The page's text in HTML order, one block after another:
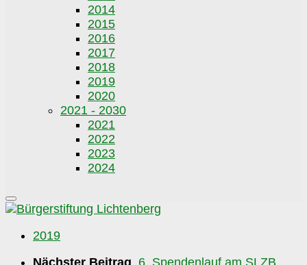
2014
2015
2016
2017
2018
2019
2020
2021 - 2030
2021
2022
2023
2024
2019